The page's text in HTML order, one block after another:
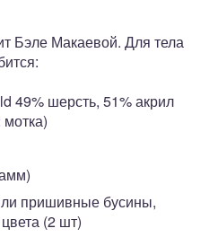
Бэле Макаевой. Для тела
49% шерсть, 51% акрил
пришивные бусины,
(2 шт)